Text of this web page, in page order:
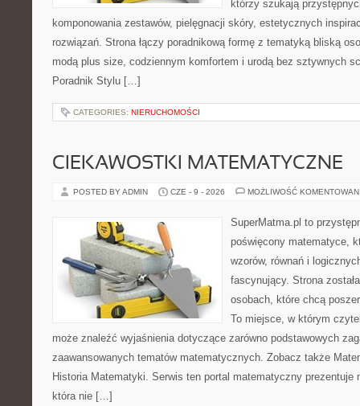
którzy szukają
komponowania zestawów, pielęgnacji skóry, estetycznych
rozwiązań. Strona łączy poradnikową formę z tematyką bliską
modą plus size, codziennym komfortem i urodą bez sztywnych
Poradnik Stylu […]
CATEGORIES: NIERUCHOMOŚCI
CIEKAWOSTKI MATEMATYCZNE
POSTED BY ADMIN CZE - 9 - 2026 MOŻLIWOŚĆ
SuperMatma.pl to
poświęcony matematyce,
wzorów, równań i
fascynujący. Strona
osobach, które chcą
To miejsce, w którym
może znaleźć wyjaśnienia dotyczące zarówno podstawowych
zaawansowanych tematów matematycznych. Zobacz także
Historia Matematyki. Serwis ten portal matematyczny prezentuje
która nie […]